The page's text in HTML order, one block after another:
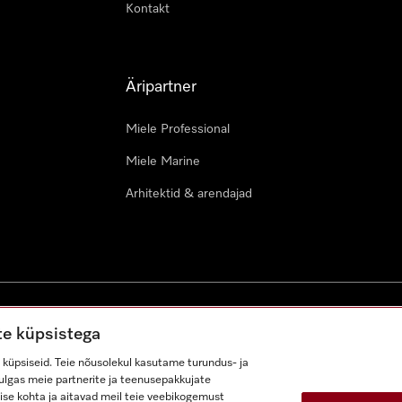
Kontakt
Äripartner
Miele Professional
Miele Marine
Arhitektid & arendajad
küpsistega
Teie nõusolekul kasutame turundus- ja
meie partnerite ja teenusepakkujate
kohta ja aitavad meil teie veebikogemust